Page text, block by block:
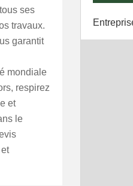
ses
travaux.
garantit
mondiale
respirez
et
le